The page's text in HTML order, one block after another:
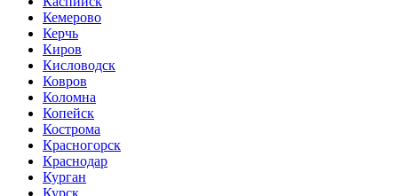
Кемерово
Керчь
Киров
Кисловодск
Ковров
Коломна
Копейск
Кострома
Красногорск
Краснодар
Курган
Курск